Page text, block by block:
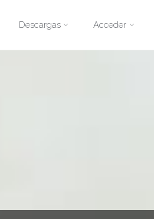
Descargas Acceder